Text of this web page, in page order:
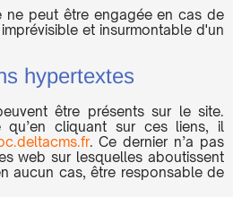
ne peut être engagée en cas de
et insurmontable d'un
hypertextes
être présents sur le site.
qu’en cliquant sur ces liens, il
. Ce dernier n’a pas
web sur lesquelles aboutissent
aucun cas, être responsable de